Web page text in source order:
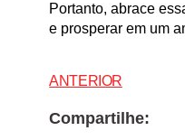
Portanto, abrace
e prosperar em um
ANTERIOR
Compartilhe: